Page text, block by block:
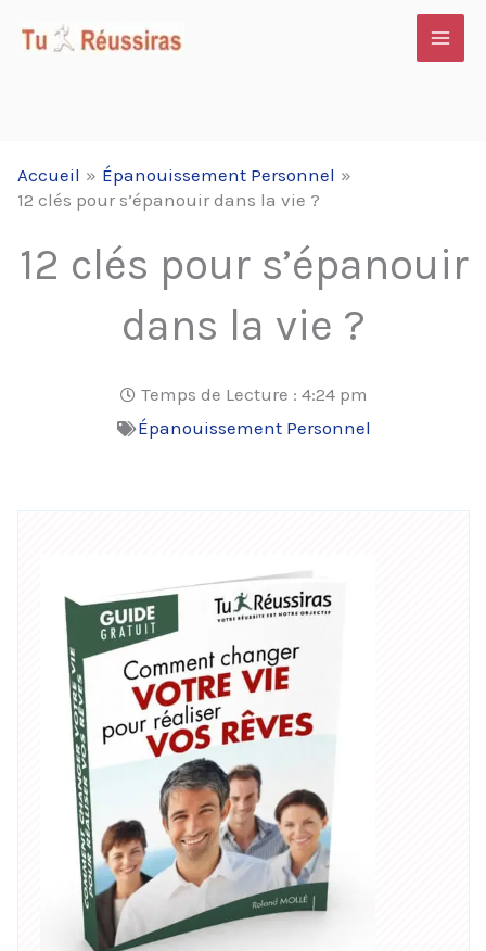
Accueil
Épanouissement Personnel
12 clés pour s’épanouir dans la vie ?
12 clés pour s’épanouir
dans la vie ?
Temps de Lecture : 4:24 pm
Épanouissement Personnel